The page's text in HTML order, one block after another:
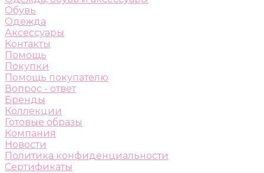
Обувь
Одежда
Аксессуары
Контакты
Помощь
Покупки
Помощь покупателю
Вопрос - ответ
Бренды
Коллекции
Готовые образы
Компания
Новости
Политика конфиденциальности
Сертификаты